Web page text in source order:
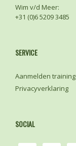
Wim v/d Meer:
+31 (0)6 5209 3485
SERVICE
Aanmelden training
Privacyverklaring
SOCIAL